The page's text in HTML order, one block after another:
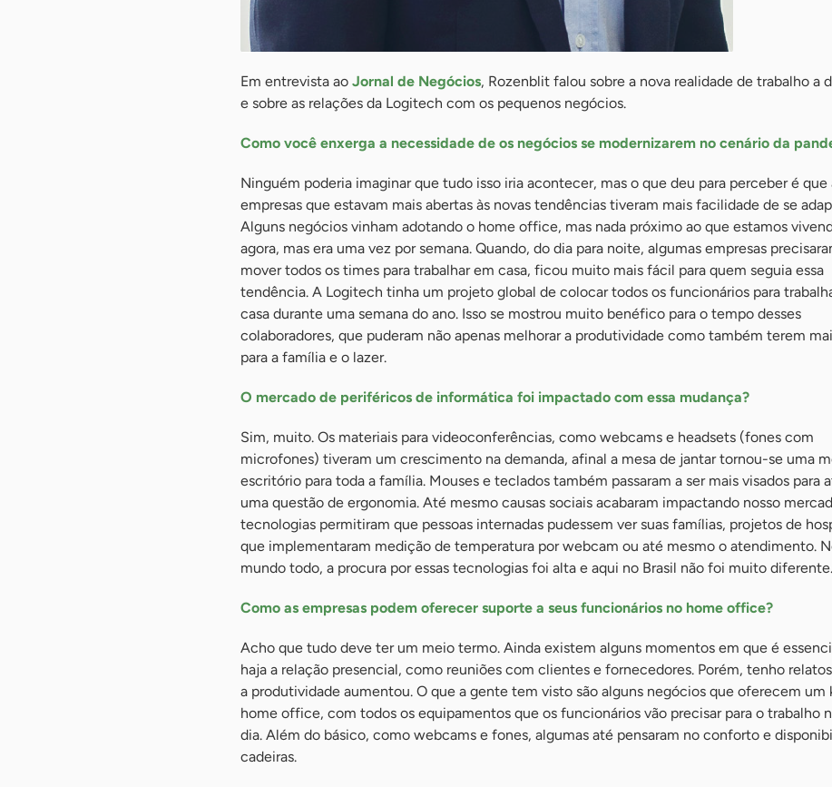
Em entrevista ao Jornal de Negócios, Rozenblit falou sobre a nova realidade de trabalho a
e sobre as relações da Logitech com os pequenos negócios.
Como você enxerga a necessidade de os negócios se modernizarem no cenário da
Ninguém poderia imaginar que tudo isso iria acontecer, mas o que deu para perceber é que
empresas que estavam mais abertas às novas tendências tiveram mais facilidade de se
Alguns negócios vinham adotando o home office, mas nada próximo ao que estamos
agora, mas era uma vez por semana. Quando, do dia para noite, algumas empresas
mover todos os times para trabalhar em casa, ficou muito mais fácil para quem seguia essa
tendência. A Logitech tinha um projeto global de colocar todos os funcionários para
casa durante uma semana do ano. Isso se mostrou muito benéfico para o tempo desses
colaboradores, que puderam não apenas melhorar a produtividade como também terem
para a família e o lazer.
O mercado de periféricos de informática foi impactado com essa mudança?
Sim, muito. Os materiais para videoconferências, como webcams e headsets (fones com
microfones) tiveram um crescimento na demanda, afinal a mesa de jantar tornou-se uma
escritório para toda a família. Mouses e teclados também passaram a ser mais visados para
uma questão de ergonomia. Até mesmo causas sociais acabaram impactando nosso
tecnologias permitiram que pessoas internadas pudessem ver suas famílias, projetos de
que implementaram medição de temperatura por webcam ou até mesmo o atendimento.
mundo todo, a procura por essas tecnologias foi alta e aqui no Brasil não foi muito diferente.
Como as empresas podem oferecer suporte a seus funcionários no home office?
Acho que tudo deve ter um meio termo. Ainda existem alguns momentos em que é
haja a relação presencial, como reuniões com clientes e fornecedores. Porém, tenho
a produtividade aumentou. O que a gente tem visto são alguns negócios que oferecem um
home office, com todos os equipamentos que os funcionários vão precisar para o trabalho
dia. Além do básico, como webcams e fones, algumas até pensaram no conforto e
cadeiras.